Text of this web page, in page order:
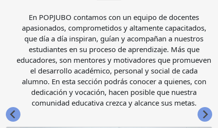
En POPJUBO contamos con un equipo de docentes
apasionados, comprometidos y altamente capacitados,
que día a día inspiran, guían y acompañan a nuestros
estudiantes en su proceso de aprendizaje. Más que
educadores, son mentores y motivadores que promueven
el desarrollo académico, personal y social de cada
alumno. En esta sección podrás conocer a quienes, con
dedicación y vocación, hacen posible que nuestra
comunidad educativa crezca y alcance sus metas.